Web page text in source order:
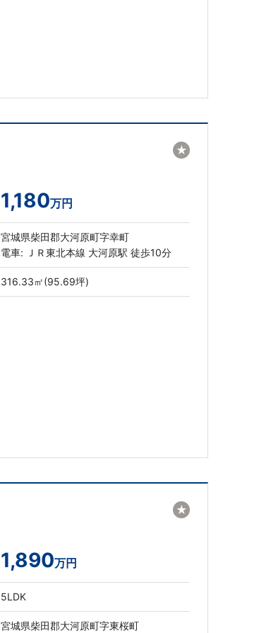
1,180万円
宮城県柴田郡大河原町字幸町
電車: ＪＲ東北本線 大河原駅 徒歩10分
316.33㎡(95.69坪)
★
1,890万円
5LDK
宮城県柴田郡大河原町字東桜町
★